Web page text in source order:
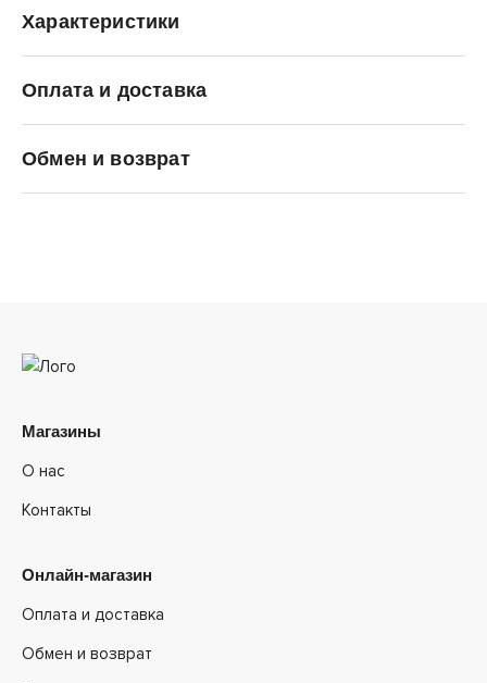
Характеристики
Оплата и доставка
Обмен и возврат
Магазины
О нас
Контакты
Онлайн-магазин
Оплата и доставка
Обмен и возврат